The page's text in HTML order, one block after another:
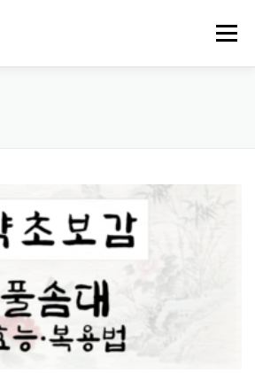
메뉴